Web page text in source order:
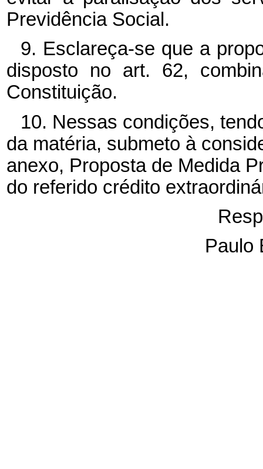
Previdência Social.
9. Esclareça-se que a
disposto no art. 62,
Constituição.
10. Nessas condições,
da matéria, submeto à
anexo, Proposta de Medida
do referido crédito
Paulo